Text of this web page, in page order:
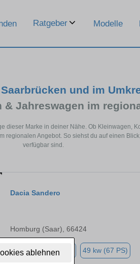
ablehnen
Ratgeber Modelle
und im
& Jahreswagen im
dieser Marke in deiner Nähe. Ob Kleinwagen,
regionalen Angebot. So siehst du auf einen
verfügbar sind.
Dacia Sandero
Homburg (Saar), 66424
3.750 km Benzin 49 kw (67 PS)